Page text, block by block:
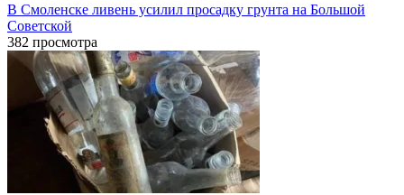
В Смоленске ливень усилил просадку грунта на Большой
Советской
382 просмотра